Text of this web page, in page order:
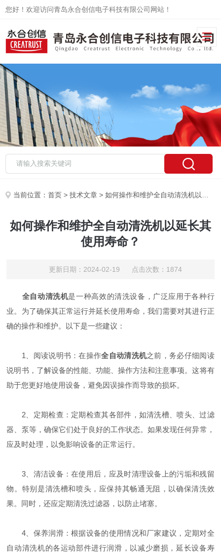
您好！欢迎访问青岛永合创信电子科技有限公司网站！
当前位置：首页 >技术文章 > 如何操作和维护全自动清洗机以延长其使用寿命？
如何操作和维护全自动清洗机以延长其
使用寿命？
更新日期：2024-02-19 点击次数：1874
全自动清洗机是一种高效的清洗设备，广泛应用于各种行
业。为了确保其正常运行并延长使用寿命，我们需要对其进行正
确的操作和维护。以下是一些建议：
1、阅读说明书：在操作全自动清洗机之前，务必仔细阅读
说明书，了解设备的性能、功能、操作方法和注意事项。这将有
助于您更好地使用设备，避免因误操作而导致的损坏。
2、定期检查：定期检查其各部件，如清洗槽、喷头、过滤
器、泵等，确保它们处于良好的工作状态。如果发现任何异常，
应及时处理，以免影响设备的正常运行。
3、清洁设备：在使用后，应及时清理设备上的污垢和残留
物。特别是清洗槽和喷头，应保持其畅通无阻，以确保清洗效
果。同时，还应定期清洗过滤器，以防止堵塞。
4、保养润滑：根据设备的使用情况和厂家建议，定期对全
自动清洗机的各运动部件进行润滑，以减少磨损，延长设备寿